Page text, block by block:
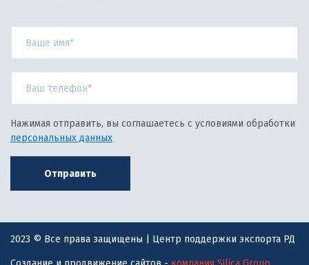
Нажимая отправить, вы соглашаетесь с условиями обработки
персональных данных
Отправить
2023 © Все права защищены | Центр поддержки экспорта РД